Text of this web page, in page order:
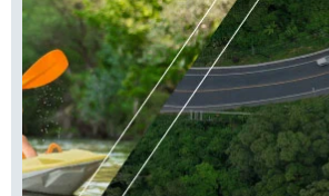
КНИЖНАЯ ПОЛКА
ПРЕСС-ЦЕНТР
РАДИО КП РЕКЛАМА